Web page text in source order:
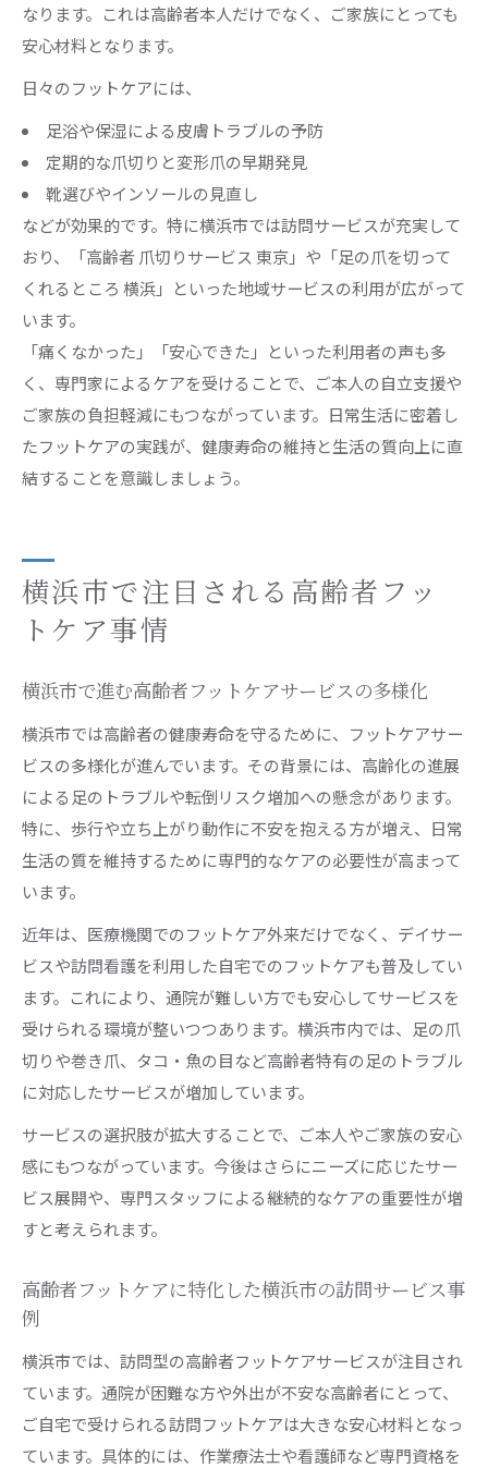
なります。これは高齢者本人だけでなく、ご家族にとっても
安心材料となります。
日々のフットケアには、
足浴や保湿による皮膚トラブルの予防
定期的な爪切りと変形爪の早期発見
靴選びやインソールの見直し
などが効果的です。特に横浜市では訪問サービスが充実して
おり、「高齢者 爪切りサービス 東京」や「足の爪を切って
くれるところ 横浜」といった地域サービスの利用が広がって
います。
「痛くなかった」「安心できた」といった利用者の声も多
く、専門家によるケアを受けることで、ご本人の自立支援や
ご家族の負担軽減にもつながっています。日常生活に密着し
たフットケアの実践が、健康寿命の維持と生活の質向上に直
結することを意識しましょう。
横浜市で注目される高齢者フッ
トケア事情
横浜市で進む高齢者フットケアサービスの多様化
横浜市では高齢者の健康寿命を守るために、フットケアサー
ビスの多様化が進んでいます。その背景には、高齢化の進展
による足のトラブルや転倒リスク増加への懸念があります。
特に、歩行や立ち上がり動作に不安を抱える方が増え、日常
生活の質を維持するために専門的なケアの必要性が高まって
います。
近年は、医療機関でのフットケア外来だけでなく、デイサー
ビスや訪問看護を利用した自宅でのフットケアも普及してい
ます。これにより、通院が難しい方でも安心してサービスを
受けられる環境が整いつつあります。横浜市内では、足の爪
切りや巻き爪、タコ・魚の目など高齢者特有の足のトラブル
に対応したサービスが増加しています。
サービスの選択肢が拡大することで、ご本人やご家族の安心
感にもつながっています。今後はさらにニーズに応じたサー
ビス展開や、専門スタッフによる継続的なケアの重要性が増
すと考えられます。
高齢者フットケアに特化した横浜市の訪問サービス事
例
横浜市では、訪問型の高齢者フットケアサービスが注目され
ています。通院が困難な方や外出が不安な高齢者にとって、
ご自宅で受けられる訪問フットケアは大きな安心材料となっ
ています。具体的には、作業療法士や看護師など専門資格を